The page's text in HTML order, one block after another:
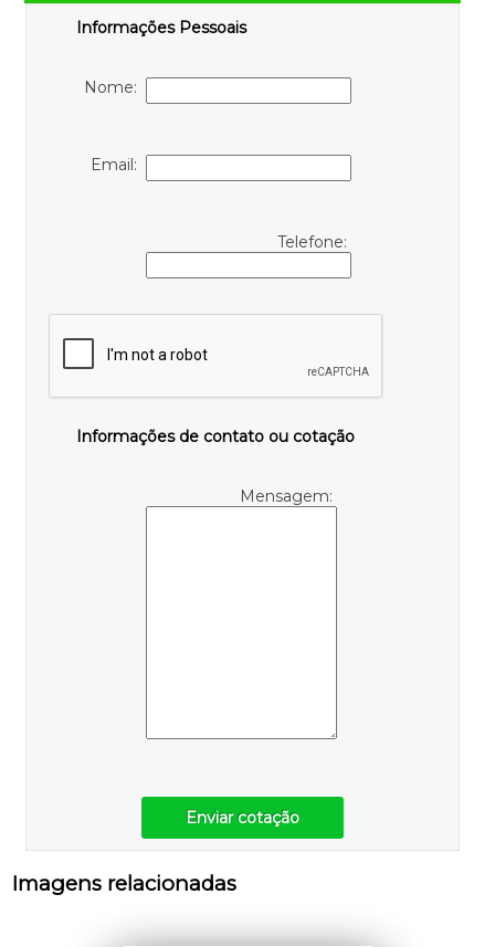
Informações Pessoais
Nome:
Email:
Telefone:
Informações de contato ou cotação
Mensagem:
Enviar cotação
Imagens relacionadas